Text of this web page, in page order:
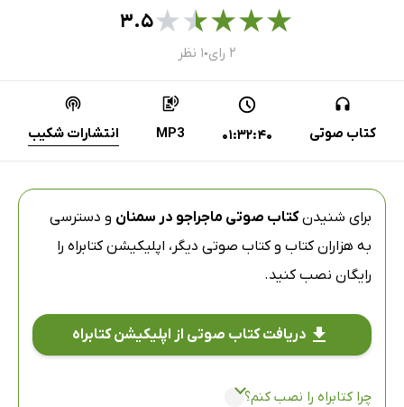
★
★
★
★
★۳.۵
۲ رای ● ۱ نظر
کتاب صوتی 01:32:40
MP3 انتشارات شکیب
برای شنیدنکتاب صوتی ماجراجو در سمنان و دسترسی
به هزاران کتاب و کتاب صوتی دیگر، اپلیکیشن کتابراه را
رایگان نصب کنید.
دریافت کتاب صوتی از اپلیکیشن کتابراه
چرا کتابراه را نصب کنم؟